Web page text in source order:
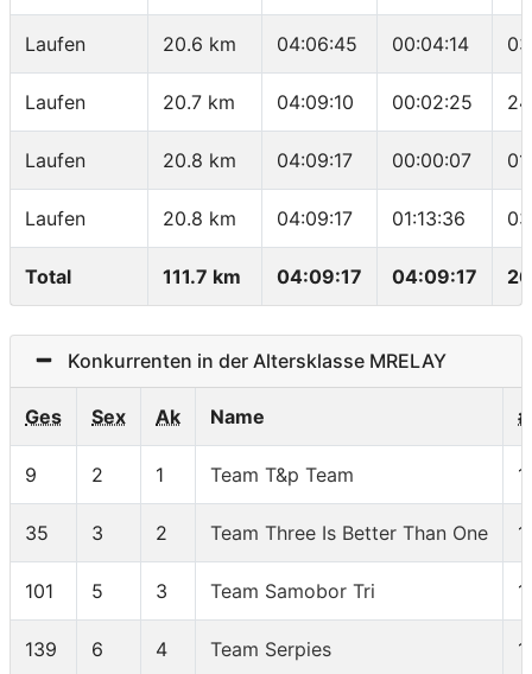
Laufen 20.6 km 04:06:45 00:04:14
Laufen 20.7 km 04:09:10 00:02:25
Laufen 20.8 km 04:09:17 00:00:07
Laufen 20.8 km 04:09:17 01:13:36
Total 111.7 km 04:09:17 04:09:17
Konkurrenten in der Altersklasse MRELAY
Ges Sex Ak Name #
9 2 1 Team T&p Team
35 3 2 Team Three Is Better Than One
101 5 3 Team Samobor Tri
139 6 4 Team Serpies